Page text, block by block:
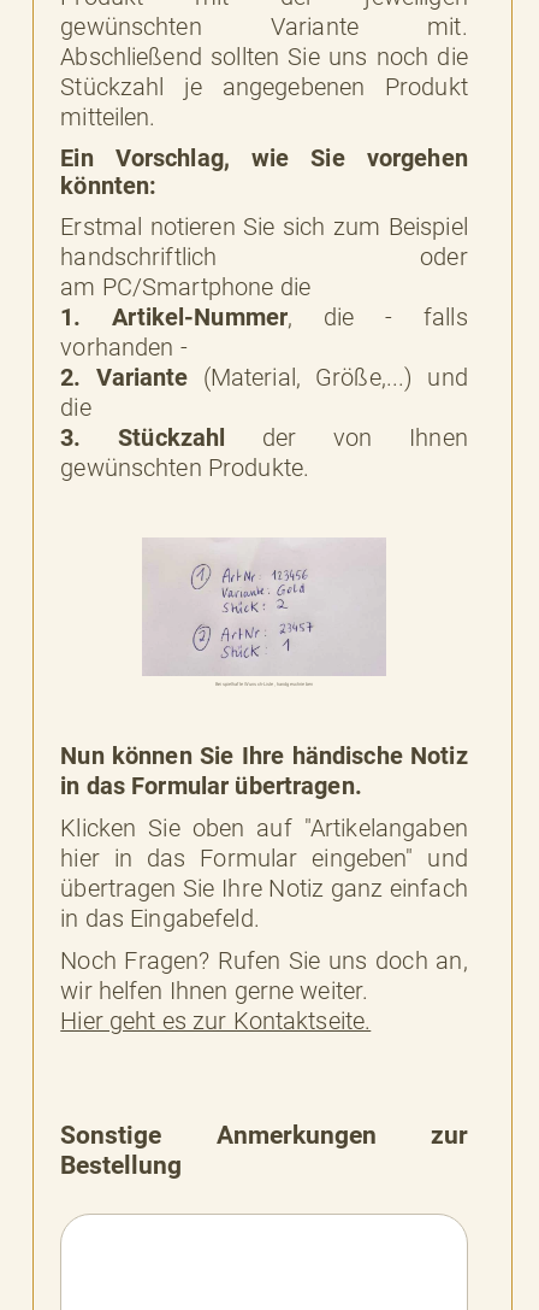
gewünschten Variante mit.
Abschließend sollten Sie uns noch die
Stückzahl je angegebenen Produkt
mitteilen.
Ein Vorschlag, wie Sie vorgehen
könnten:
Erstmal notieren Sie sich zum Beispiel
handschriftlich oder
am PC/Smartphone die
1. Artikel-Nummer, die - falls
vorhanden -
2. Variante (Material, Größe,...) und
die
3. Stückzahl der von Ihnen
gewünschten Produkte.
Beispielhafte Wunsch-Liste, handgeschrieben
Nun können Sie Ihre händische Notiz
in das Formular übertragen.
Klicken Sie oben auf "Artikelangaben
hier in das Formular eingeben" und
übertragen Sie Ihre Notiz ganz einfach
in das Eingabefeld.
Noch Fragen? Rufen Sie uns doch an,
wir helfen Ihnen gerne weiter.
Hier geht es zur Kontaktseite.
Sonstige Anmerkungen zur
Bestellung